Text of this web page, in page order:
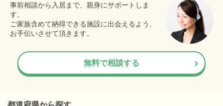
事前相談から入居まで、親身にサポートしま
す。
ご家族含めて納得できる施設に出会えるよう、
お手伝いさせて頂きます。
無料で相談する